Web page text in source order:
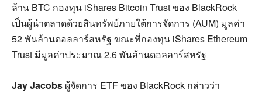
ล้าน BTC กองทุน iShares Bitcoin Trust ของ BlackRock
เป็นผู้นำตลาดด้วยสินทรัพย์ภายใต้การจัดการ (AUM) มูลค่า
52 พันล้านดอลลาร์สหรัฐ ขณะที่กองทุน iShares Ethereum
Trust มีมูลค่าประมาณ 2.6 พันล้านดอลลาร์สหรัฐ
Jay Jacobs ผู้จัดการ ETF ของ BlackRock กล่าวว่า